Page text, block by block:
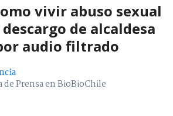
vivir abuso sexual
de alcaldesa
audio filtrado
de Prensa en BioBioChile